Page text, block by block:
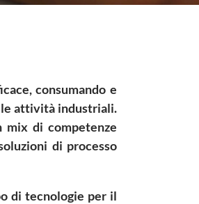
consumando e
attività industriali.
mix di competenze
di processo
di tecnologie per il